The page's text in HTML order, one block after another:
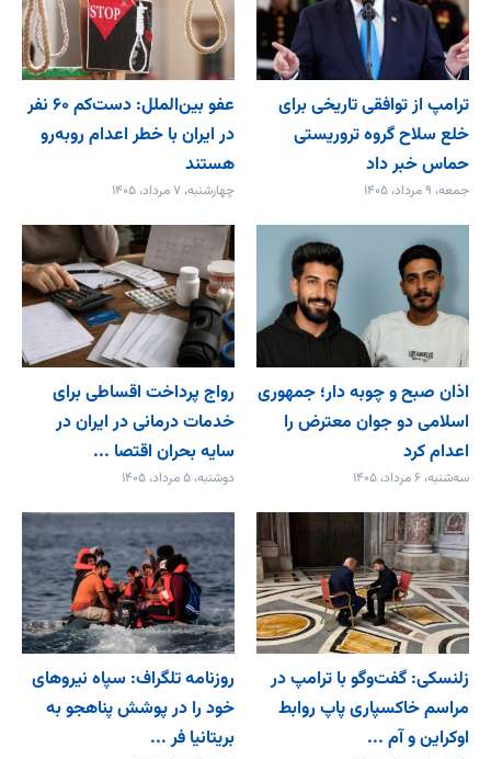
ترامپ از توافقی تاریخی برای
خلع ‌سلاح گروه تروریستی
حماس خبر داد
جمعه، ۹ مرداد، ۱۴۰۵
عفو بین‌الملل: دست‌کم ۶۰ نفر
در ایران با خطر اعدام روبه‌رو
هستند
چهارشنبه، ۷ مرداد، ۱۴۰۵
اذان صبح و چوبه دار؛ جمهوری
اسلامی دو جوان معترض را
اعدام کرد
سه‌شنبه، ۶ مرداد، ۱۴۰۵
رواج پرداخت اقساطی برای
خدمات درمانی در ایران در
سایه بحران اقتصا ...
دوشنبه، ۵ مرداد، ۱۴۰۵
زلنسکی: گفت‌وگو با ترامپ در
مراسم خاکسپاری پاپ روابط
اوکراین و آم ...
روزنامه تلگراف: سپاه نیروهای
خود را در پوشش پناهجو به
بریتانیا فر ...